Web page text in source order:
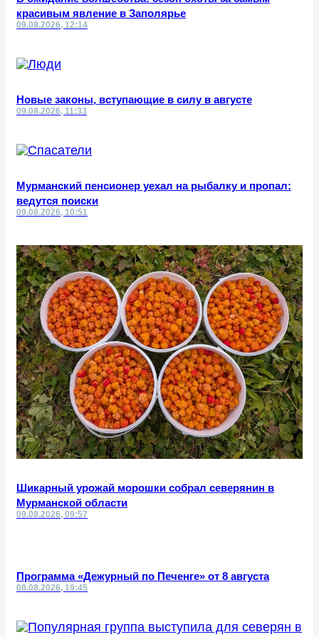
красивым явление в Заполярье
09.08.2026, 12:14
Новые законы, вступающие в силу в августе
09.08.2026, 11:33
Мурманский пенсионер уехал на рыбалку и пропал:
ведутся поиски
09.08.2026, 10:51
Шикарный урожай морошки собрал северянин в
Мурманской области
09.08.2026, 09:57
Программа «Дежурный по Печенге» от 8 августа
08.08.2026, 19:45